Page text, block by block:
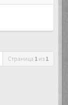
Страница 1из 1